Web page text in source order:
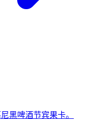
黑啤酒节宾果卡。